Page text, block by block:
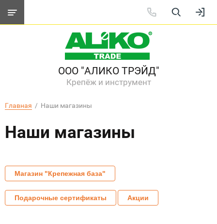
ООО "АЛИКО ТРЭЙД"
Крепёж и инструмент
Главная
  /  Наши магазины
Наши магазины
Магазин "Крепежная база"
Подарочные сертификаты Акции